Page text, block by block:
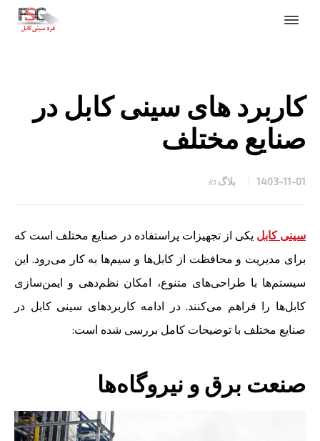
کاربرد های سینی کابل در
صنایع مختلف
1403-11-01 بلاگin
سینی کابل یکی از تجهیزات پراستفاده در صنایع مختلف است که
برای مدیریت و محافظت از کابل‌ها و سیم‌ها به کار می‌رود. این
سیستم‌ها با طراحی‌های متنوع، امکان نظم‌دهی و ایمن‌سازی
کابل‌ها را فراهم می‌کنند. در ادامه کاربردهای سینی کابل در
صنایع مختلف با توضیحات کامل بررسی شده است:
صنعت برق و نیروگاه‌ها